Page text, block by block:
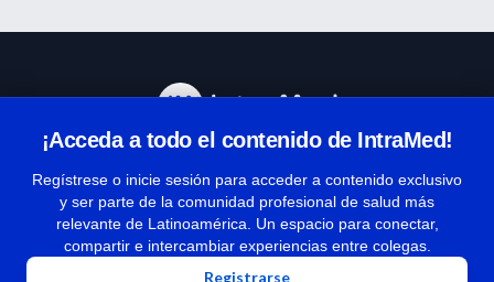
¡Acceda a todo el contenido de IntraMed!
Regístrese o inicie sesión para acceder a contenido exclusivo
y ser parte de la comunidad profesional de salud más
relevante de Latinoamérica. Un espacio para conectar,
compartir e intercambiar experiencias entre colegas.
Registrarse
Términos y condiciones
| Políticas de privacidad